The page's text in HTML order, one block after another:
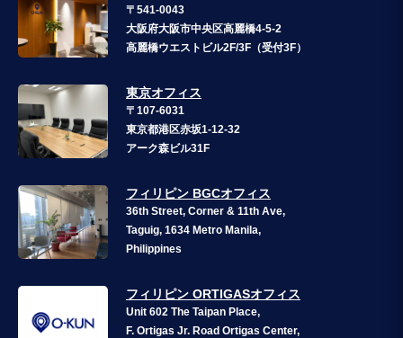
〒541-0043
大阪府大阪市中央区高麗橋4-5-2
高麗橋ウエストビル2F/3F（受付3F）
東京オフィス
〒107-6031
東京都港区赤坂1-12-32
アーク森ビル31F
フィリピン BGCオフィス
36th Street, Corner & 11th Ave,
Taguig, 1634 Metro Manila,
Philippines
フィリピン ORTIGASオフィス
Unit 602 The Taipan Place,
F. Ortigas Jr. Road Ortigas Center,